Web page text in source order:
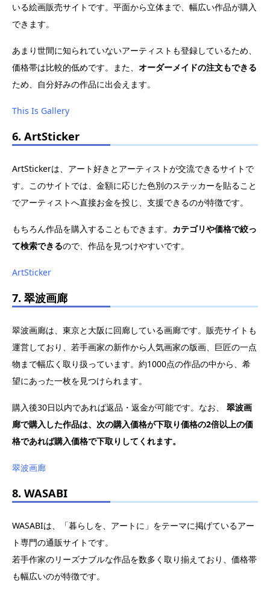
いる絵画販売サイトです。平面から立体まで、幅広い作品が購入
できます。
あまり世間に知られていないアーティストも登録しているため、
価格帯は比較的低めです。また、 オーダーメイドの注文もできる
ため、自分好みの作品に出会えます。
This Is Gallery
6. ArtSticker
ArtStickerは、アート好きとアーティストが交流できるサイトで
す。このサイトでは、金額に応じた色別のステッカーを貼ること
でアーティストへ直接お金を投じ、支援できるのが特徴です。
もちろん作品を購入することもできます。 カテゴリや価格で絞っ
て検索できるので、作品を見つけやすいです。
ArtSticker
7. 翠波画廊
翠波画廊は、東京と大阪に回廊している画廊です。販売サイトも
運営しており、若手画家の新作から人気画家の版画、巨匠の一点
物まで幅広く取り扱っています。約1000点の作品の中から、希
望にあった一枚を見つけられます。
購入後30日以内であれば返品・返金が可能です。なお、 翠波画
廊で購入した作品は、次の購入価格が下取り価格の2倍以上の価
格であれば購入価格で下取りしてくれます。
翠波画廊
8. WASABI
WASABIは、「暮らしを、アートに」をテーマに掲げているアー
ト専門の通販サイトです。
若手作家のリーズナブルな作品を数多く取り揃えており、価格帯
も幅広いのが特徴です。